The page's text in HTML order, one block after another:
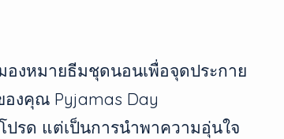
งหมายธีมชุดนอนเพื่อจุดประกาย
องคุณ Pyjamas Day
รด แต่เป็นการนำพาความอุ่นใจ